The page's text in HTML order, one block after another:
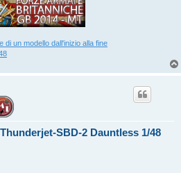
di un modello dall'inizio alla fine
SBD-2 Dauntless 1/48